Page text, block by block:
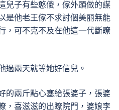
兒子有些憨傻，傢外頭做的謀
是他老王傢不求討個美丽無能
，可不克不及在他這一代斷瞭
兩天就等她好信兒。
兩斤點心塞給張婆子，張婆
，喜滋滋的出瞭院門，婆娘李